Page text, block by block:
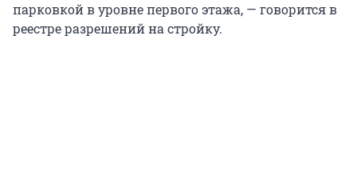
парковкой в уровне первого этажа, — говорится в
реестре разрешений на стройку.